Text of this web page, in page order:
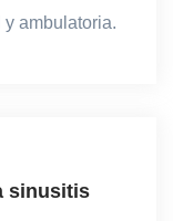
ambulatoria.
sinusitis